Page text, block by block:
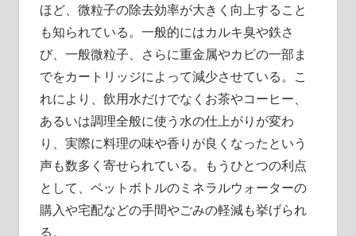
ほど、微粒子の除去効率が大きく向上すること
も知られている。一般的にはカルキ臭や鉄さ
び、一般微粒子、さらに重金属やカビの一部ま
でをカートリッジによって減少させている。こ
れにより、飲用水だけでなくお茶やコーヒー、
あるいは調理全般に使う水の仕上がりが変わ
り、実際に料理の味や香りが良くなったという
声も数多く寄せられている。もうひとつの利点
として、ペットボトルのミネラルウォーターの
購入や宅配などの手間やごみの軽減も挙げられ
る。